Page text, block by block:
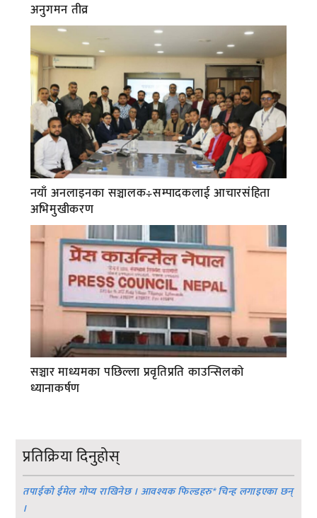
अनुगमन तीव्र
नयाँ अनलाइनका सञ्चालक÷सम्पादकलाई आचारसंहिता
अभिमुखीकरण
सञ्चार माध्यमका पछिल्ला प्रवृतिप्रति काउन्सिलको
ध्यानाकर्षण
प्रतिक्रिया दिनुहोस्
तपाईको ईमेल गोप्य राखिनेछ । आवश्यक फिल्डहरु*चिन्ह लगाइएका छन्
।